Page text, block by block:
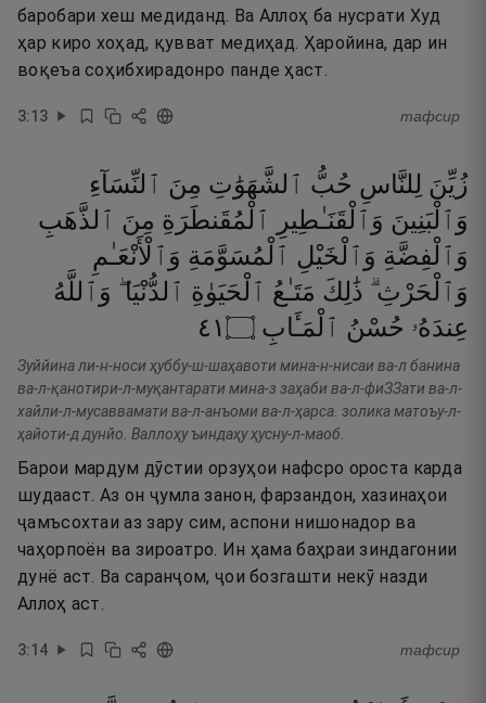
баробари хеш медиданд. Ва Аллоҳ ба нусрати Худ
ҳар киро хоҳад, қувват медиҳад. Ҳаройина, дар ин
воқеъа соҳибхирадонро панде ҳаст.
3:13 тафсир
زُيِّنَ لِلنَّاسِ حُبُّ ٱلشَّهَوَٰتِ مِنَ ٱلنِّسَآءِ
وَٱلْبَنِينَ وَٱلْقَنَـٰطِيرِ ٱلْمُقَنطَرَةِ مِنَ ٱلذَّهَبِ
وَٱلْفِضَّةِ وَٱلْخَيْلِ ٱلْمُسَوَّمَةِ وَٱلْأَنْعَـٰمِ
وَٱلْحَرْثِ ۗ ذَٰلِكَ مَتَـٰعُ ٱلْحَيَوٰةِ ٱلدُّنْيَا ۖ وَٱللَّهُ
عِندَهُۥ حُسْنُ ٱلْمَـَٔابِ ۝١٤
Зуййина ли-н-носи ҳуббу-ш-шаҳавоти мина-н-нисаи ва-л банина
ва-л-қанотири-л-муқантарати мина-з заҳаби ва-л-фиЗЗати ва-л-
хайли-л-мусаввамати ва-л-анъоми ва-л-ҳарса. золика матоъу-л-
ҳайоти-д дунйо. Валлоҳу ъиндаҳу ҳусну-л-маоб.
Барои мардум дӯстии орзуҳои нафсро ороста карда
шудааст. Аз он ҷумла занон, фарзандон, хазинаҳои
ҷамъсохтаи аз зару сим, аспони нишонадор ва
чаҳорпоён ва зироатро. Ин ҳама баҳраи зиндагонии
дунё аст. Ва саранҷом, ҷои бозгашти некӯ назди
Аллоҳ аст.
3:14 тафсир